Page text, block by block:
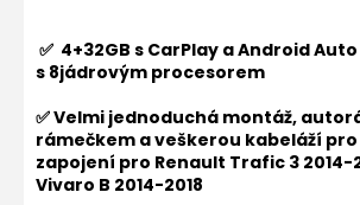
✅ 4+32GB s CarPlay a Android
s 8jádrovým procesorem
✅ Velmi jednoduchá montáž,
rámečkem a veškerou kabeláží
zapojení pro Renault Trafic 3 2014-
Vivaro B 2014-2018